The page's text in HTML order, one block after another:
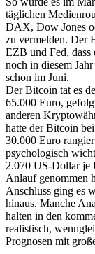
täglichen
DAX, Dow Jones
zu vermelden. Der
EZB und Fed, dass
noch in diesem
schon im Juni.
Der Bitcoin tat es
65.000 Euro,
anderen
hatte der Bitcoin
30.000 Euro
psychologisch
2.070 US-Dollar je
Anlauf genommen
Anschluss ging es
hinaus. Manche
halten in den
realistisch,
Prognosen mit